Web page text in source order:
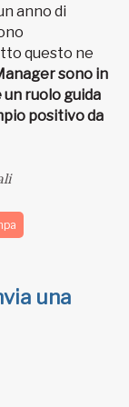
anno di
questo ne
sono in
ruolo guida
positivo da
una